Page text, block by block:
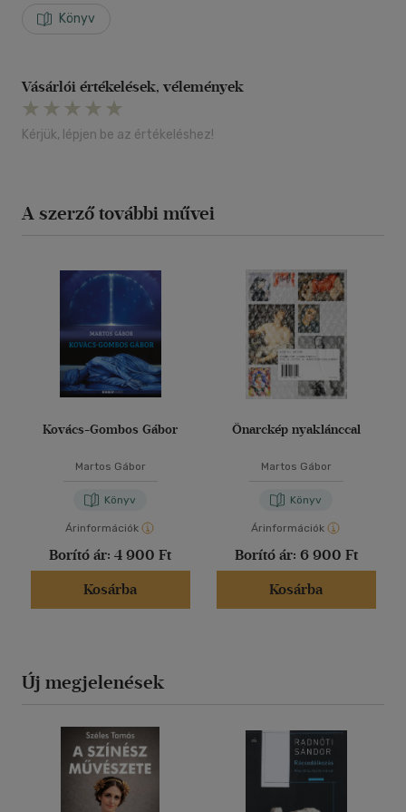
Könyv
Vásárlói értékelések, vélemények
Kérjük, lépjen be az értékeléshez!
A szerző további művei
Kovács-Gombos Gábor
Martos Gábor
Könyv
Árinformációk
Borító ár: 4 900 Ft
Kosárba
Önarckép nyaklánccal
Martos Gábor
Könyv
Árinformációk
Borító ár: 6 900 Ft
Kosárba
Új megjelenések